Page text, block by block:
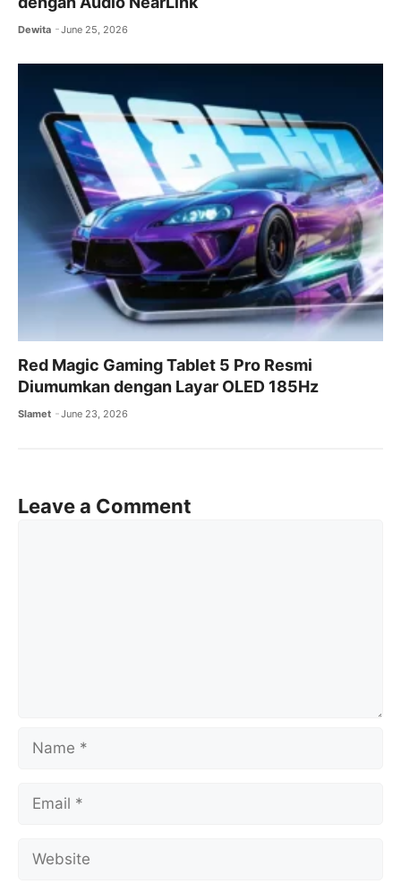
Dewita June 25, 2026
Red Magic Gaming Tablet 5 Pro Resmi
Diumumkan dengan Layar OLED 185Hz
Slamet June 23, 2026
Leave a Comment